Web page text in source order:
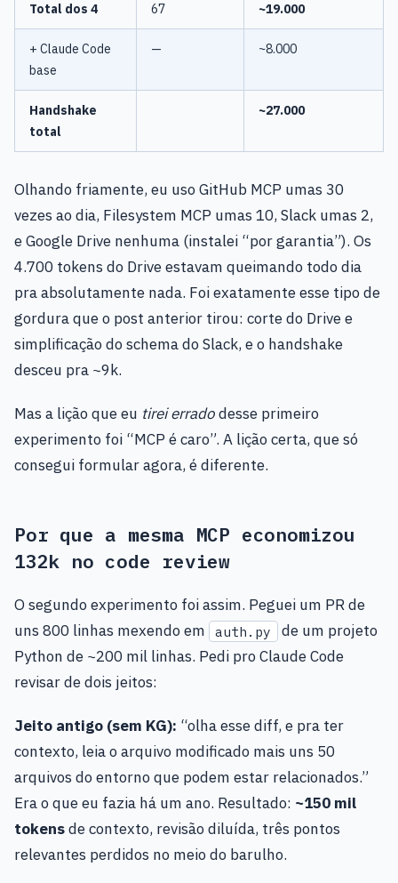
Total dos 4 67 ~19.000
+ Claude Code
base
— ~8.000
Handshake
total
~27.000
Olhando friamente, eu uso GitHub MCP umas 30
vezes ao dia, Filesystem MCP umas 10, Slack umas 2,
e Google Drive nenhuma (instalei “por garantia”). Os
4.700 tokens do Drive estavam queimando todo dia
pra absolutamente nada. Foi exatamente esse tipo de
gordura que o post anterior tirou: corte do Drive e
simplificação do schema do Slack, e o handshake
desceu pra ~9k.
Mas a lição que eu tirei erradodesse primeiro
experimento foi “MCP é caro”. A lição certa, que só
consegui formular agora, é diferente.
Por que a mesma MCP economizou
132k no code review
O segundo experimento foi assim. Peguei um PR de
uns 800 linhas mexendo em
auth.py
de um projeto
Python de ~200 mil linhas. Pedi pro Claude Code
revisar de dois jeitos:
Jeito antigo (sem KG): “olha esse diff, e pra ter
contexto, leia o arquivo modificado mais uns 50
arquivos do entorno que podem estar relacionados.”
Era o que eu fazia há um ano. Resultado: ~150 mil
tokensde contexto, revisão diluída, três pontos
relevantes perdidos no meio do barulho.